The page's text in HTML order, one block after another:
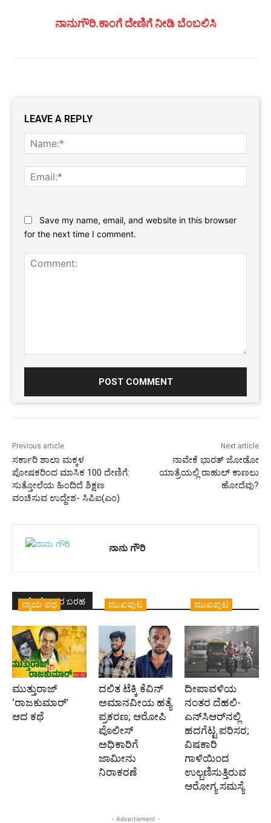
ನಾನುಗೌರಿ.ಕಾಂಗೆ ದೇಣಿಗೆ ನೀಡಿ ಬೆಂಬಲಿಸಿ
LEAVE A REPLY
Save my name, email, and website in this browser
for the next time I comment.
Previous article
ಸರ್ಕಾರಿ ಶಾಲಾ ಮಕ್ಕಳ
ಪೋಷಕರಿಂದ ಮಾಸಿಕ 100 ದೇಣಿಗೆ:
ಸುತ್ತೋಲೆಯ ಹಿಂದಿದೆ ಶಿಕ್ಷಣ
ವಂಚಿಸುವ ಉದ್ದೇಶ- ಸಿಪಿಐ(ಎಂ)
Next article
ನಾವೇಕೆ ಭಾರತ್ ಜೋಡೋ
ಯಾತ್ರೆಯಲ್ಲಿ ರಾಹುಲ್ ಕಾಣಲು
ಹೋದೆವು?
ನಾನು ಗೌರಿ
ಇದೇ ಲೇಖಕರ ಬರಹ
ನ್ಯಾಯ ಪಥ
ಮುತ್ತುರಾಜ್
‘ರಾಜಕುಮಾರ್‍’
ಆದ ಕಥೆ
ಮುಖಪುಟ
ದಲಿತ ಟೆಕ್ಕಿ ಕೆವಿನ್
ಅಮಾನವೀಯ ಹತ್ಯೆ
ಪ್ರಕರಣ; ಆರೋಪಿ
ಪೊಲೀಸ್‌
ಅಧಿಕಾರಿಗೆ
ಜಾಮೀನು
ನಿರಾಕರಣೆ
ಮುಖಪುಟ
ದೀಪಾವಳಿಯ
ನಂತರ ದೆಹಲಿ-
ಎನ್‌ಸಿಆರ್‌ನಲ್ಲಿ
ಹದಗೆಟ್ಟ ಪರಿಸರ;
ವಿಷಕಾರಿ
ಗಾಳಿಯಿಂದ
ಉಲ್ಬಣಿಸುತ್ತಿರುವ
ಆರೋಗ್ಯ ಸಮಸ್ಯೆ
- Advertisment -